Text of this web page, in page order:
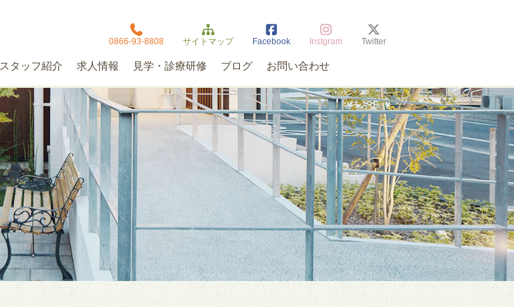
0866-93-8808 サイトマップ Facebook Instgram Twitter
スタッフ紹介 求人情報 見学・診療研修 ブログ お問い合わせ